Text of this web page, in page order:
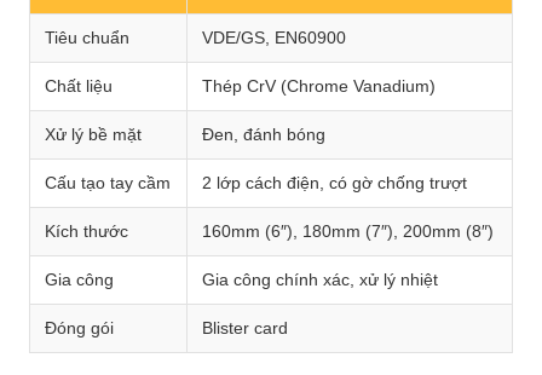
Tiêu chuẩn VDE/GS, EN60900
Chất liệu Thép CrV (Chrome Vanadium)
Xử lý bề mặt Đen, đánh bóng
Cấu tạo tay cầm 2 lớp cách điện, có gờ chống trượt
Kích thước 160mm (6″), 180mm (7″), 200mm (8″)
Gia công Gia công chính xác, xử lý nhiệt
Đóng gói Blister card